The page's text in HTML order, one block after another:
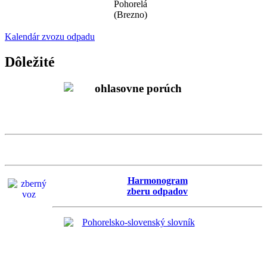
Pohorelá
(Brezno)
Kalendár zvozu odpadu
Dôležité
Harmonogram
zberu odpadov